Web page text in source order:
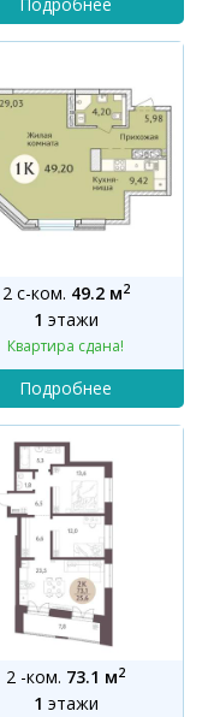
2 с-ком. 49.2 м2
1 этажи
Квартира сдана!
2 -ком. 73.1 м2
1 этажи